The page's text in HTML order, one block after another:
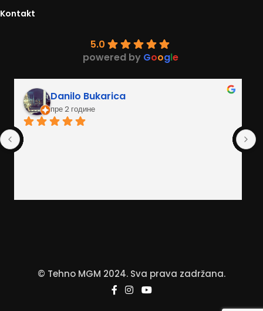
Kontakt
5.0
powered by Google
Danilo Bukarica
пре 2 године
© Tehno MGM 2024. Sva prava zadržana.